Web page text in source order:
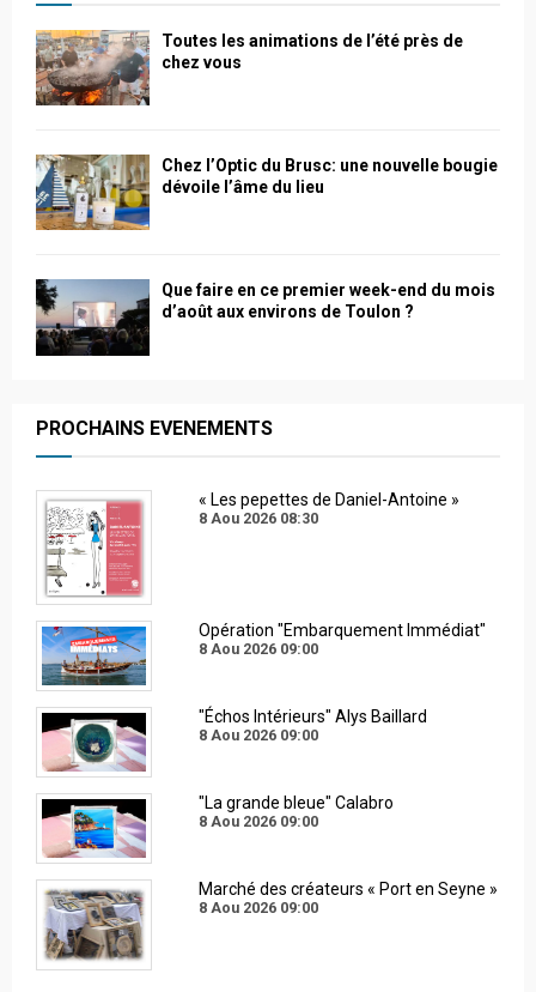
Toutes les animations de l’été près de
chez vous
Chez l’Optic du Brusc: une nouvelle bougie
dévoile l’âme du lieu
Que faire en ce premier week-end du mois
d’août aux environs de Toulon ?
PROCHAINS EVENEMENTS
« Les pepettes de Daniel-Antoine »
8 Aou 2026 08:30
Opération "Embarquement Immédiat"
8 Aou 2026 09:00
"Échos Intérieurs" Alys Baillard
8 Aou 2026 09:00
"La grande bleue" Calabro
8 Aou 2026 09:00
Marché des créateurs « Port en Seyne »
8 Aou 2026 09:00